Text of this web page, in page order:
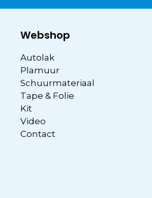
Webshop
Autolak
Plamuur
Schuurmateriaal
Tape & Folie
Kit
Video
Contact